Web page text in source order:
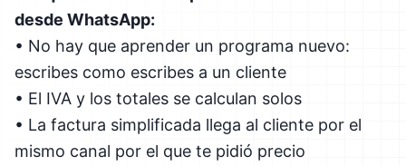
desde WhatsApp:
• No hay que aprender un programa nuevo:
escribes como escribes a un cliente
• El IVA y los totales se calculan solos
• La factura simplificada llega al cliente por el
mismo canal por el que te pidió precio